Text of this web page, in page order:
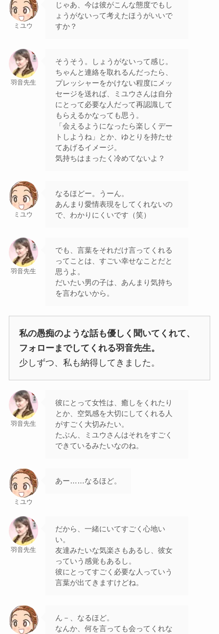
ミユウ
じゃあ、今は彼がこんな態度でもし
ょうがないって考えたほうがいいで
すか？
羽音先生
そうそう。しょうがないって感じ。
ちゃんと連絡を取れるんだったら、
プレッシャーをかけない程度にメッ
セージを送れば、ミユウさんは自分
にとって必要な人だって再認識して
もらえるかなっても思う。
「会えるようになったら楽しくデー
トしようね」とか、ゆとりを持たせ
てあげるイメージ。
気持ちはまったく冷めてないよ？
ミユウ
なるほどー。うーん。
あんまり愛情表現をしてくれないの
で、わかりにくいです（笑）
羽音先生
でも、言葉をそれだけ言ってくれる
ってことは、すごい幸せなことだと
思うよ。
だいたい男の子は、あんまり気持ち
を言わないから。
私の愚痴のような話も優しく聞いてくれて、
フォローまでしてくれる羽音先生。
少しずつ、私も納得してきました。
羽音先生
彼にとって女性は、癒しをくれたり
とか、空気感を大切にしてくれる人
がすごく大切みたい。
たぶん、ミユウさんはそれをすごく
できているみたいなのね。
ミユウ
あー……なるほど。
羽音先生
だから、一緒にいてすごく心地い
い。
友達みたいな気楽さもあるし、彼女
っていう感覚もあるし。
彼にとってすごく必要な人っていう
言葉が出てきますけどね。
ん－、なるほど。
なんか、何を言っても会ってくれな